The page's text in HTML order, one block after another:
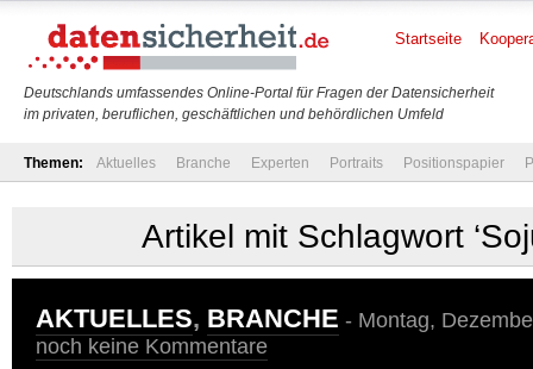
Deutschlands umfassendes Online-Portal für Fragen der Datensicherheit
im privaten, beruflichen, geschäftlichen und behördlichen Umfeld
Startseite
Themen: Aktuelles Branche Experten Portraits Positionspapier
Artikel mit Schlagwort
AKTUELLES, BRANCHE - Montag,
noch keine Kommentare